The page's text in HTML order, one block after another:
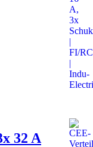
32 A